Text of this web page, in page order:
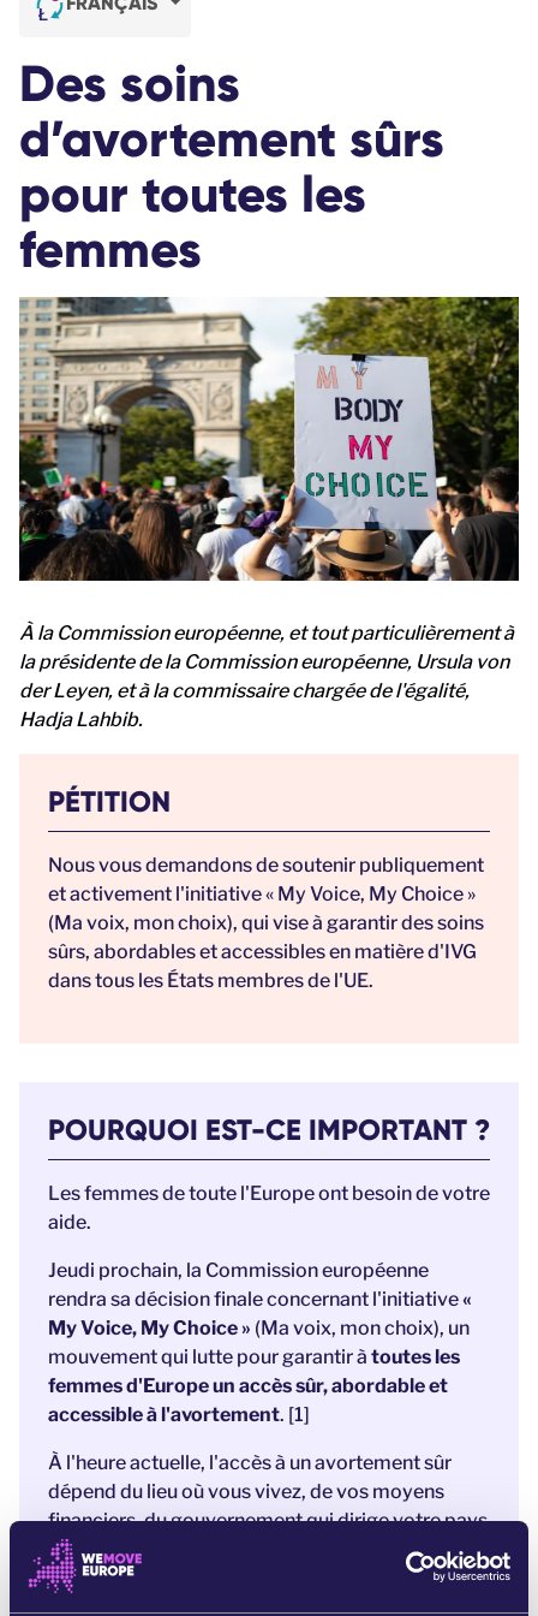
Des soins
d’avortement sûrs
pour toutes les
femmes
À la Commission européenne, et tout particulièrement à
la présidente de la Commission européenne, Ursula von
der Leyen, et à la commissaire chargée de l'égalité,
Hadja Lahbib.
PÉTITION
Nous vous demandons de soutenir publiquement
et activement l'initiative « My Voice, My Choice »
(Ma voix, mon choix), qui vise à garantir des soins
sûrs, abordables et accessibles en matière d'IVG
dans tous les États membres de l'UE.
POURQUOI EST-CE IMPORTANT ?
Les femmes de toute l'Europe ont besoin de votre
aide.
Jeudi prochain, la Commission européenne
rendra sa décision finale concernant l'initiative«
My Voice, My Choice » (Ma voix, mon choix), un
mouvement qui lutte pour garantir à toutes les
femmes d'Europe un accès sûr, abordable et
accessible à l'avortement. [1]
À l'heure actuelle, l'accès à un avortement sûr
dépend du lieu où vous vivez, de vos moyens
financiers, du gouvernement qui dirige votre pays
et de votre capacité à voyager à l'étranger.
Pour de nombreuses femmes en Europe, cela